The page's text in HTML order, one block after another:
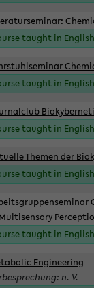
taught in English
taught in English
taught in English
Themen der
taught in English
taught in English
Engineering
n. V.